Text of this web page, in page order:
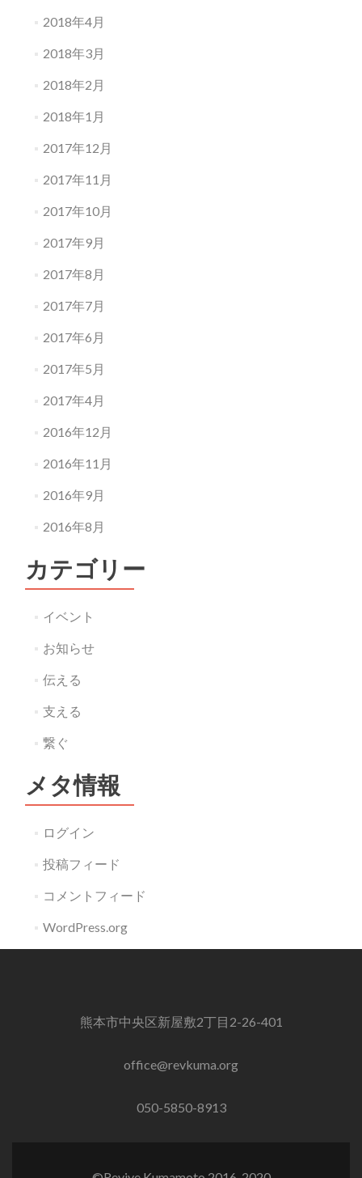
2018年4月
2018年3月
2018年2月
2018年1月
2017年12月
2017年11月
2017年10月
2017年9月
2017年8月
2017年7月
2017年6月
2017年5月
2017年4月
2016年12月
2016年11月
2016年9月
2016年8月
カテゴリー
イベント
お知らせ
伝える
支える
繋ぐ
メタ情報
ログイン
投稿フィード
コメントフィード
WordPress.org
熊本市中央区新屋敷2丁目2-26-401
office@revkuma.org
050-5850-8913